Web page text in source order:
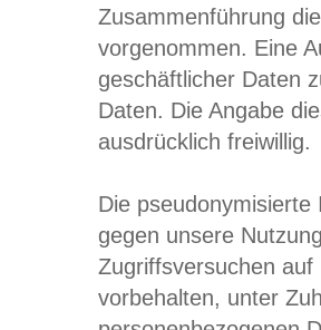
Zusammenführung
vorgenommen. Eine
geschäftlicher Daten
Daten. Die Angabe
ausdrücklich freiwillig.
Die
gegen unsere
Zugriffsversuchen
vorbehalten, unter